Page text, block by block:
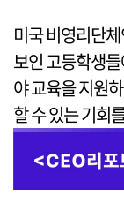
미국 비영리단
보인 고등학생
야 교육을 지원
할 수 있는 기회